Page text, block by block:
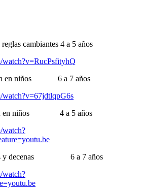
cambiantes 4 a 5 años
en niños 6 a 7 años
en niños 4 a 5 años
watch?
y decenas 6 a 7 años
watch?